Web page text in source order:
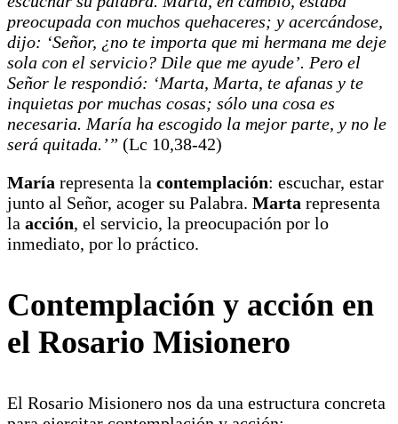
preocupada con muchos quehaceres; y acercándose,
dijo: ‘Señor, ¿no te importa que mi hermana me deje
sola con el servicio? Dile que me ayude’. Pero el
Señor le respondió: ‘Marta, Marta, te afanas y te
inquietas por muchas cosas; sólo una cosa es
necesaria. María ha escogido la mejor parte, y no le
será quitada.’” (Lc 10,38‑42)
María representa la contemplación: escuchar, estar
junto al Señor, acoger su Palabra. Marta representa
la acción, el servicio, la preocupación por lo
inmediato, por lo práctico.
Contemplación y acción en
el Rosario Misionero
El Rosario Misionero nos da una estructura concreta